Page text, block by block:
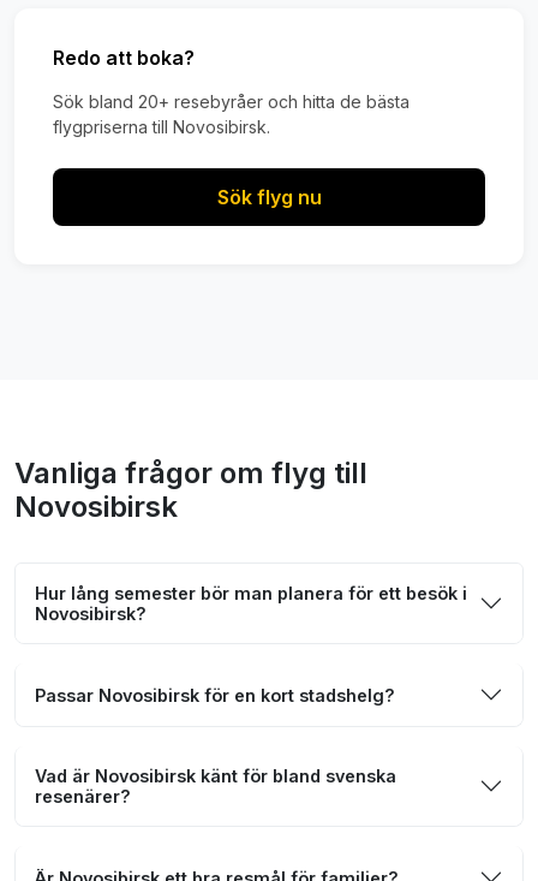
Redo att boka?
Sök bland 20+ resebyråer och hitta de bästa
flygpriserna till Novosibirsk.
Sök flyg nu
Vanliga frågor om flyg till
Novosibirsk
Hur lång semester bör man planera för ett besök i
Novosibirsk?
Passar Novosibirsk för en kort stadshelg?
Vad är Novosibirsk känt för bland svenska
resenärer?